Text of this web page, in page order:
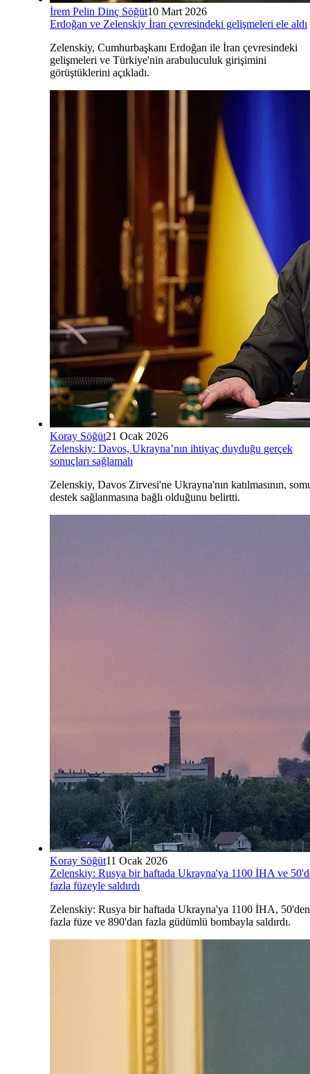
İrem Pelin Dinç Söğüt10 Mart 2026
Erdoğan ve Zelenskiy İran çevresindeki gelişmeleri ele aldı
Zelenskiy, Cumhurbaşkanı Erdoğan ile İran çevresindeki
gelişmeleri ve Türkiye'nin arabuluculuk girişimini
görüştüklerini açıkladı.
Koray Söğüt21 Ocak 2026
Zelenskiy: Davos, Ukrayna’nın ihtiyaç duyduğu gerçek
sonuçları sağlamalı
Zelenskiy, Davos Zirvesi'ne Ukrayna'nın katılmasının,
destek sağlanmasına bağlı olduğunu belirtti.
Koray Söğüt11 Ocak 2026
Zelenskiy: Rusya bir haftada Ukrayna'ya 1100 İHA ve
fazla füzeyle saldırdı
Zelenskiy: Rusya bir haftada Ukrayna'ya 1100 İHA, 50'den
fazla füze ve 890'dan fazla güdümlü bombayla saldırdı.